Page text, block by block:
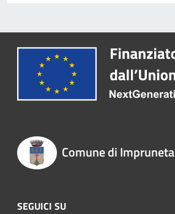
Comune di Impruneta
SEGUICI SU